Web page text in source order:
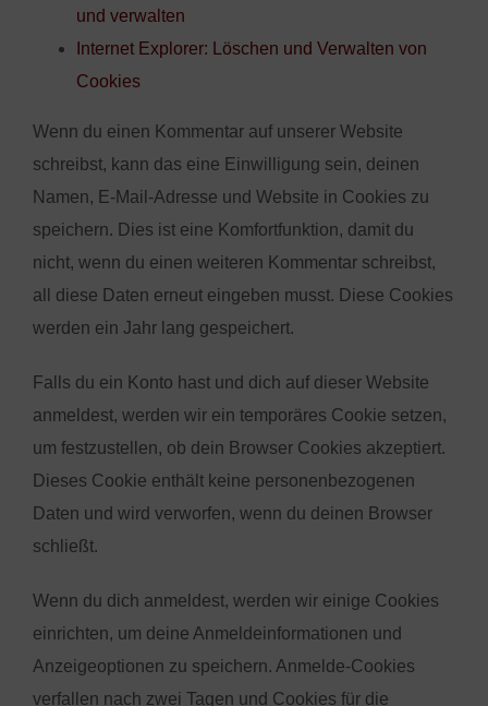
und verwalten
Internet Explorer: Löschen und Verwalten von
Cookies
Wenn du einen Kommentar auf unserer Website
schreibst, kann das eine Einwilligung sein, deinen
Namen, E-Mail-Adresse und Website in Cookies zu
speichern. Dies ist eine Komfortfunktion, damit du
nicht, wenn du einen weiteren Kommentar schreibst,
all diese Daten erneut eingeben musst. Diese Cookies
werden ein Jahr lang gespeichert.
Falls du ein Konto hast und dich auf dieser Website
anmeldest, werden wir ein temporäres Cookie setzen,
um festzustellen, ob dein Browser Cookies akzeptiert.
Dieses Cookie enthält keine personenbezogenen
Daten und wird verworfen, wenn du deinen Browser
schließt.
Wenn du dich anmeldest, werden wir einige Cookies
einrichten, um deine Anmeldeinformationen und
Anzeigeoptionen zu speichern. Anmelde-Cookies
verfallen nach zwei Tagen und Cookies für die